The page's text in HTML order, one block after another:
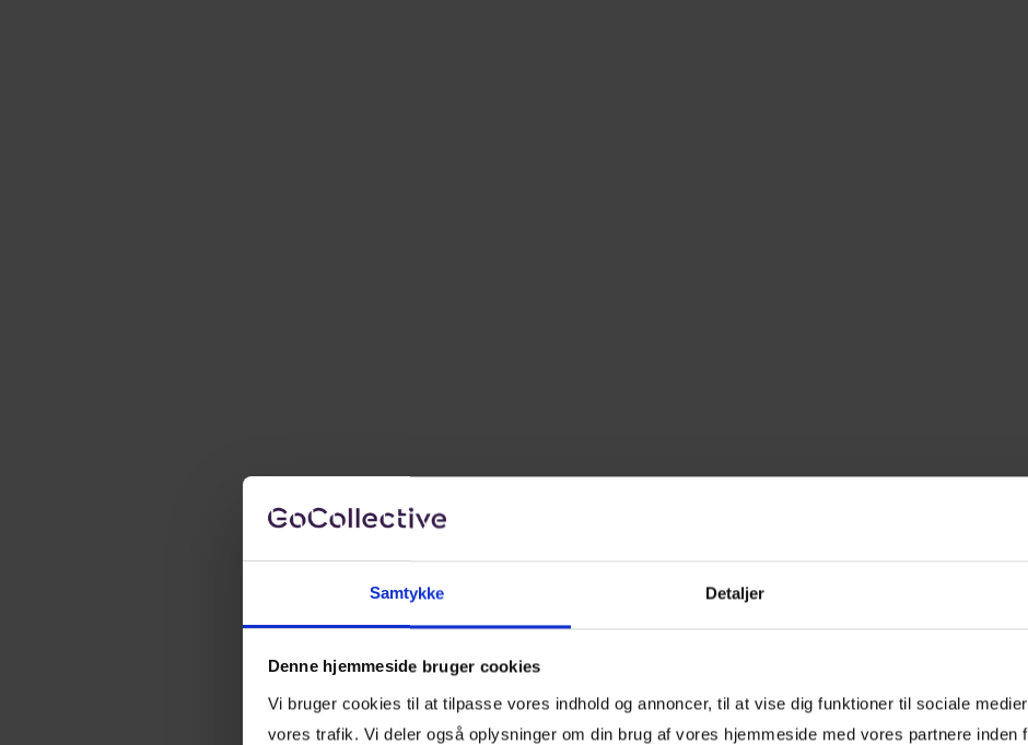
Samtykke Detaljer
Denne hjemmeside bruger cookies
Vi bruger cookies til at tilpasse vores indhold og annoncer, til at vise dig funktioner til sociale
vores trafik. Vi deler også oplysninger om din brug af vores hjemmeside med vores partnere inden